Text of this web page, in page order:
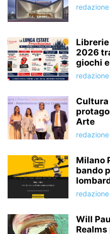
redazione
2026
giochi
redazione
Cultura
Arte
redazione
Milano
bando
redazione
Will
Realms